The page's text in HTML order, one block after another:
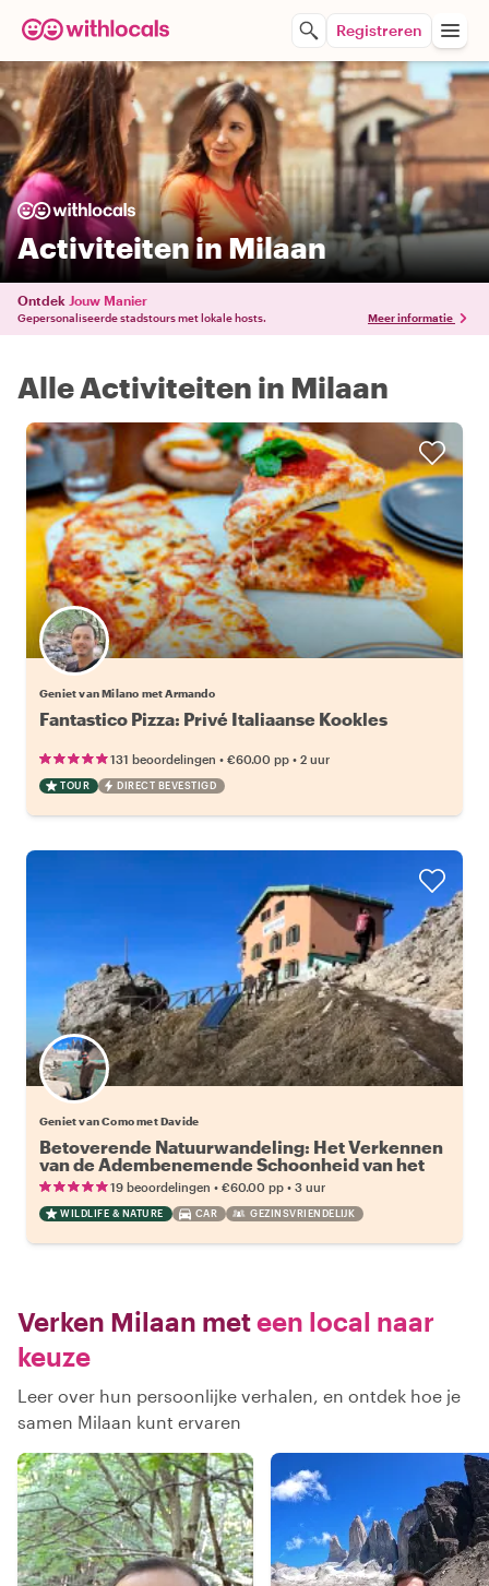
Registreren
Activiteiten in Milaan
Ontdek Jouw Manier
Gepersonaliseerde stadstours met lokale hosts. Meer informatie
Alle Activiteiten in Milaan
Geniet van Milano met Armando
Fantastico Pizza: Privé Italiaanse Kookles
131 beoordelingen • €60.00 pp • 2 uur
TOUR DIRECT BEVESTIGD
Geniet van Como met Davide
Betoverende Natuurwandeling: Het Verkennen
van de Adembenemende Schoonheid van het
Comomeer19 beoordelingen • €60.00 pp • 3 uur
WILDLIFE & NATURE CAR GEZINSVRIENDELIJK
Verken Milaan meteen local naar
keuze
Leer over hun persoonlijke verhalen, en ontdek hoe je
samen Milaan kunt ervaren